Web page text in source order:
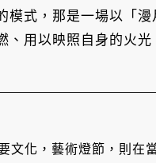
式，那是一場以「
用以映照自身的火光
文化，藝術燈節，則在